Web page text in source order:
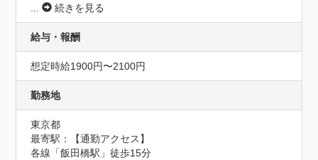
...
続きを見る
給与・報酬
想定時給1900円〜2100円
勤務地
東京都
最寄駅：【通勤アクセス】
各線「飯田橋駅」徒歩15分